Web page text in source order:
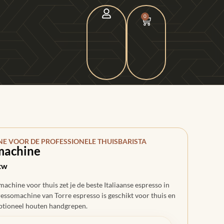
0
VOOR DE PROFESSIONELE THUISBARISTA
voor thuis zet je de beste Italiaanse espresso in
van Torre espresso is geschikt voor thuis en
houten handgrepen.